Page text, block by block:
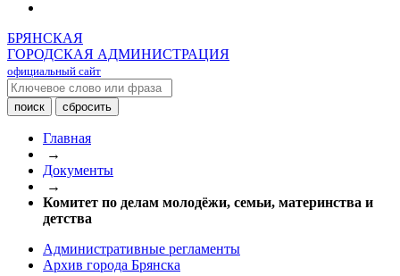
БРЯНСКАЯ
ГОРОДСКАЯ АДМИНИСТРАЦИЯ
официальный сайт
Главная
→
Документы
→
Комитет по делам молодёжи, семьи, материнства и
детства
Административные регламенты
Архив города Брянска